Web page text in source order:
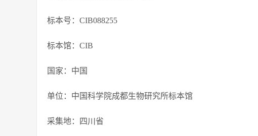
标本号：CIB088255
标本馆：CIB
国家：中国
单位：中国科学院成都生物研究所标本馆
采集地：四川省